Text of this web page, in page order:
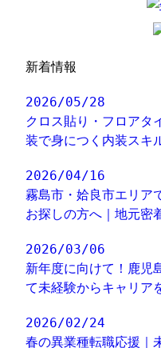
新着情報
2026/05/28
クロス貼り・フロアタ
装で身につく内装スキ
2026/04/16
霧島市・姶良市エリア
お探しの方へ｜地元密
2026/03/06
新年度に向けて！鹿児
て未経験からキャリア
2026/02/24
春の異業種転職応援｜